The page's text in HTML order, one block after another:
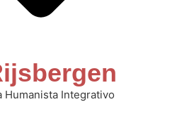
Humanista Integrativo